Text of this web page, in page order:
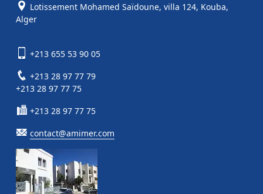
Lotissement Mohamed Saïdoune, villa 124, Kouba,
Alger
+213 655 53 90 05
+213 28 97 77 79
+213 28 97 77 75
+213 28 97 77 75
contact@amimer.com